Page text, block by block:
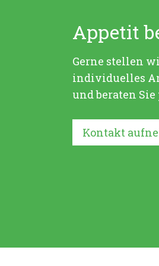
Appetit
Gerne stellen
individuelles
und beraten
Kontakt